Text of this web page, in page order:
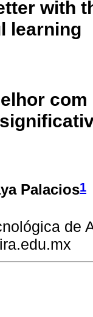
with
learning
Palacios1
de